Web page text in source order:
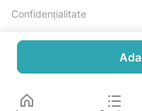
Confidențialitate